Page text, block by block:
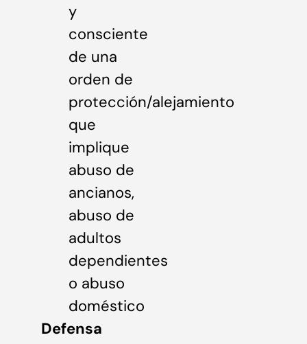
y
consciente
de una
orden de
protección/alejamiento
que
implique
abuso de
ancianos,
abuso de
adultos
dependientes
o abuso
doméstico
Defensa